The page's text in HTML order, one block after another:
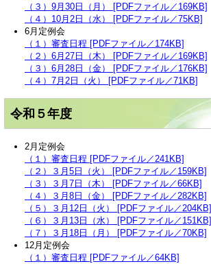
（３）9月30日（月） [PDFファイル／169KB]
（４）10月2日（水） [PDFファイル／75KB]
6月定例会
（１）審査日程 [PDFファイル／174KB]
（２）6月27日（木） [PDFファイル／169KB]
（３）6月28日（金） [PDFファイル／176KB]
（４）7月2日（火） [PDFファイル／71KB]
令和５年度
2月定例会
（１） 審査日程 [PDFファイル／241KB]
（２）
３月5 日（火） [PDFファイル／159KB]
（３）
３月7 日（木） [PDFファイル／66KB]
（４）
３月8 日（金） [PDFファイル／282KB]
（５）３月12日（火） [PDFファイル／204KB]
（６）
３月13日（水） [PDFファイル／151KB]
（７）３月18日（月） [PDFファイル／70KB]
12月定例会
（１）審査日程 [PDFファイル／64KB]